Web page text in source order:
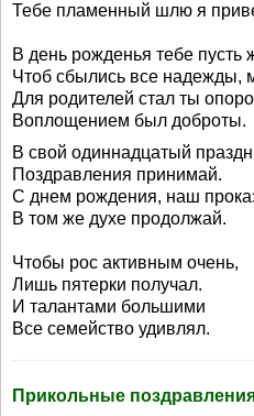
Тебе пламенный шлю я
В день рожденья тебе пусть
Чтоб сбылись все надежды,
Для родителей стал ты
Воплощением был доброты.
В свой одиннадцатый
Поздравления принимай.
С днем рождения, наш
В том же духе продолжай.
Чтобы рос активным очень,
Лишь пятерки получал.
И талантами большими
Все семейство удивлял.
Прикольные